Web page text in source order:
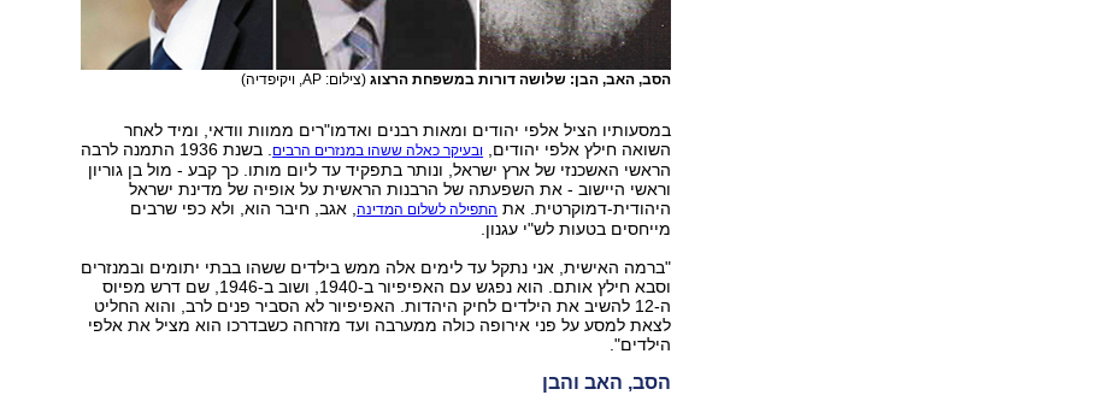
הסב, האב, הבן: שלושה דורות במשפחת הרצוג (צילום: AP, ויקיפדיה)
במסעותיו הציל אלפי יהודים ומאות רבנים ואדמו"רים ממוות וודאי, ומיד לאחר
השואה חילץ אלפי יהודים, ובעיקר כאלה ששהו במנזרים הרבים
. בשנת 1936 התמנה לרבה
הראשי האשכנזי של ארץ ישראל, ונותר בתפקיד עד ליום מותו. כך קבע - מול בן גוריון
וראשי היישוב - את השפעתה של הרבנות הראשית על אופיה של מדינת ישראל
היהודית-דמוקרטית. את התפילה לשלום המדינה, אגב, חיבר הוא, ולא כפי שרבים
מייחסים בטעות לש"י עגנון.
"ברמה האישית, אני נתקל עד לימים אלה ממש בילדים ששהו בבתי יתומים ובמנזרים
וסבא חילץ אותם. הוא נפגש עם האפיפיור ב-1940, ושוב ב-1946, שם דרש מפיוס
ה-12 להשיב את הילדים לחיק היהדות. האפיפיור לא הסביר פנים לרב, והוא החליט
לצאת למסע על פני אירופה כולה ממערבה ועד מזרחה כשבדרכו הוא מציל את אלפי
הילדים".
הסב, האב והבן